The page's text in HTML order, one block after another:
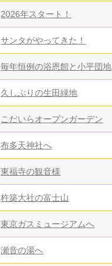
2026年スタート！
サンタがやってきた！
毎年恒例の浴恩館と小平団地
久しぶりの生田緑地
こだいらオープンガーデン
布多天神社へ
東福寺の観音様
杵築大社の富士山
東京ガスミュージアムへ
瀬音の湯へ